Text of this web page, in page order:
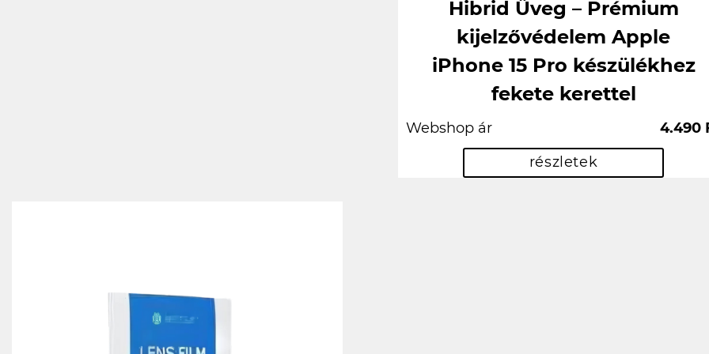
Hibrid Üveg – Prémium
kijelzővédelem Apple
iPhone 15 Pro készülékhez
fekete kerettel
Webshop ár
4.490
részletek